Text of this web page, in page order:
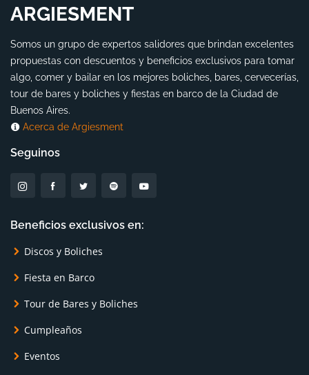
ARGIESMENT
Somos un grupo de expertos salidores que brindan excelentes
propuestas con descuentos y beneficios exclusivos para tomar
algo, comer y bailar en los mejores boliches, bares, cervecerías,
tour de bares y boliches y fiestas en barco de la Ciudad de
Buenos Aires.
Acerca de Argiesment
Seguinos
Beneficios exclusivos en:
Discos y Boliches
Fiesta en Barco
Tour de Bares y Boliches
Cumpleaños
Eventos